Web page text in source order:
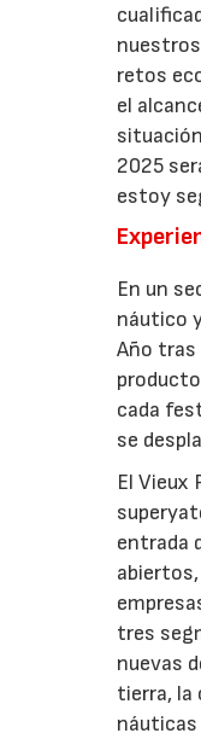
retos
el
2025
estoy
En un
náutico
Año tras
cada
se
El Vieux
entrada
tres
nuevas
tierra, la
náuticas